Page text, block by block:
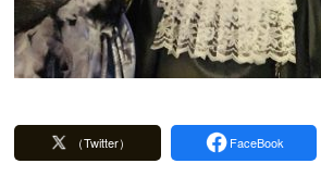
（Twitter） FaceBook